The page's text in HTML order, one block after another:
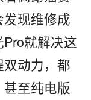
现维修成
就解决这
动力，都
至纯电版